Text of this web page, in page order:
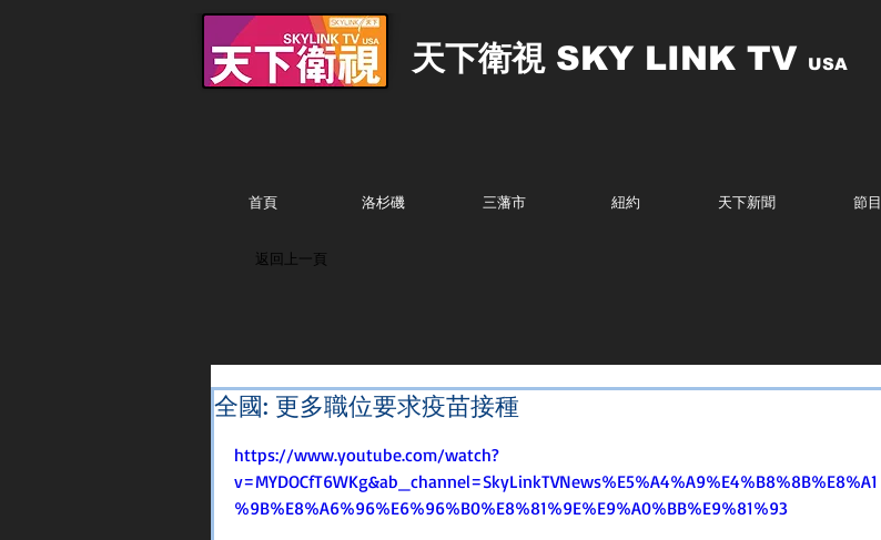
天下衛視SKY LINK TV USA
首頁 洛杉磯 三藩市 紐約 天下新聞 節目
返回上一頁
全國: 更多職位要求疫苗接種
https://www.youtube.com/watch?
v=MYDOCfT6WKg&ab_channel=SkyLinkTVNews%E5%A4%A9%E4%B8%8B%E8%A1
%9B%E8%A6%96%E6%96%B0%E8%81%9E%E9%A0%BB%E9%81%93